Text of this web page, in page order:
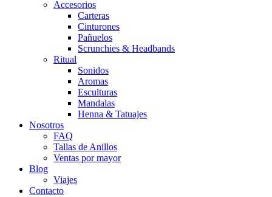
Accesorios
Carteras
Cinturones
Pañuelos
Scrunchies & Headbands
Ritual
Sonidos
Aromas
Esculturas
Mandalas
Henna & Tatuajes
Nosotros
FAQ
Tallas de Anillos
Ventas por mayor
Blog
Viajes
Contacto